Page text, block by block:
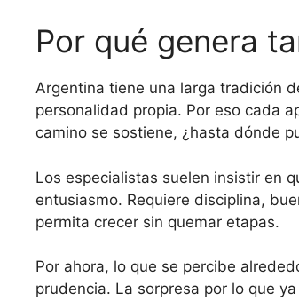
Por qué genera
Argentina tiene una larga tradición
personalidad propia. Por eso cada
camino se sostiene, ¿hasta dónde
Los especialistas suelen insistir en
entusiasmo. Requiere disciplina,
permita crecer sin quemar etapas.
Por ahora, lo que se percibe
prudencia. La sorpresa por lo que